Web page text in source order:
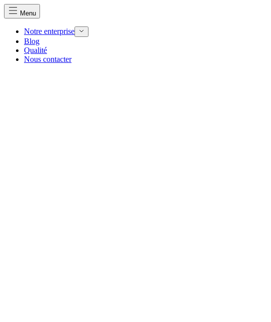
Menu
Notre enterprise
Blog
Qualité
Nous contacter